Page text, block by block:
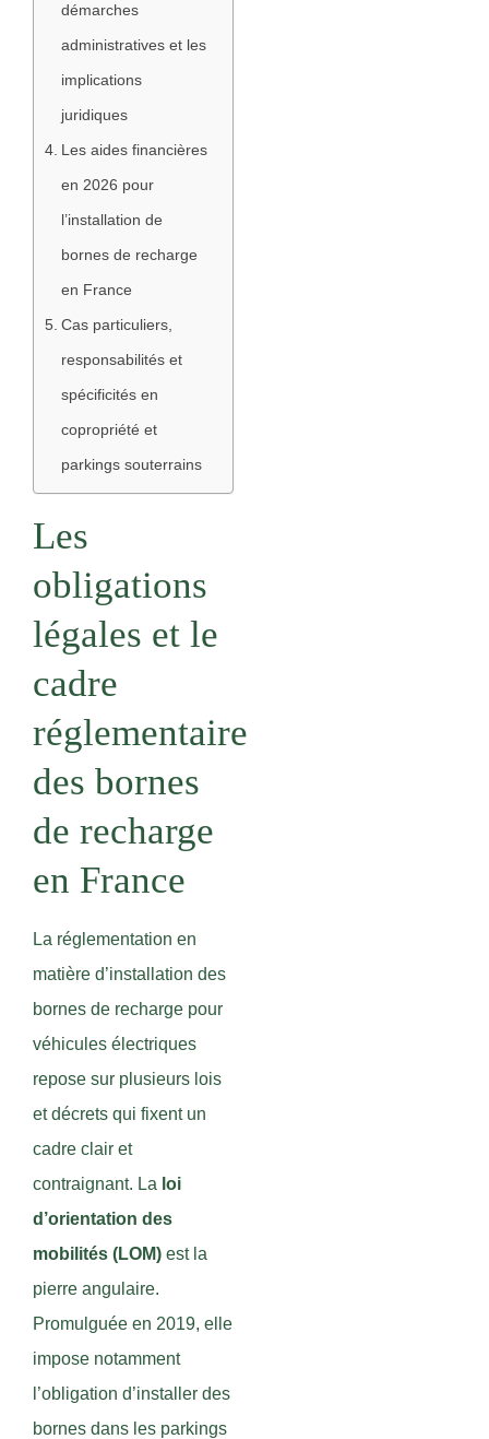
démarches
administratives et les
implications
juridiques
Les aides financières
en 2026 pour
l’installation de
bornes de recharge
en France
Cas particuliers,
responsabilités et
spécificités en
copropriété et
parkings souterrains
Les
obligations
légales et le
cadre
réglementaire
des bornes
de recharge
en France
La réglementation en
matière d’installation des
bornes de recharge pour
véhicules électriques
repose sur plusieurs lois
et décrets qui fixent un
cadre clair et
contraignant. La loi
d’orientation des
mobilités (LOM) est la
pierre angulaire.
Promulguée en 2019, elle
impose notamment
l’obligation d’installer des
bornes dans les parkings